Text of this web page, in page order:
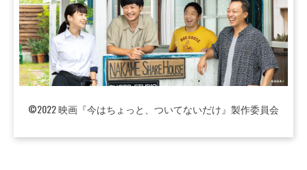
©2022 映画『今はちょっと、ついてないだけ』製作委員会